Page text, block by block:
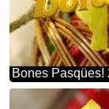
Bones Pasqües!